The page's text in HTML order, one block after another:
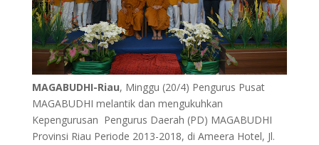
MAGABUDHI-Riau, Minggu (20/4) Pengurus Pusat
MAGABUDHI melantik dan mengukuhkan
Kepengurusan Pengurus Daerah (PD) MAGABUDHI
Provinsi Riau Periode 2013-2018, di Ameera Hotel, Jl.